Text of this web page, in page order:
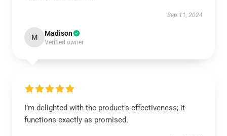
Sep 11, 2024
M Madison
Verified owner
I’m delighted with the product’s effectiveness; it
functions exactly as promised.